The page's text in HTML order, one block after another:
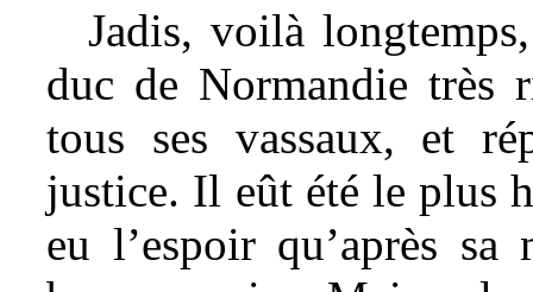
Jadis, voilà
duc de Normandie très
tous ses vassaux, et
justice. Il eût été le plus
eu l’espoir qu’après